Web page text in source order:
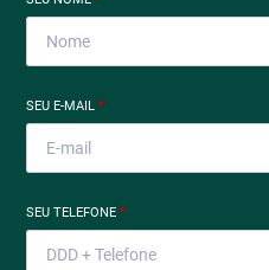
SEU E-MAIL*
SEU TELEFONE*